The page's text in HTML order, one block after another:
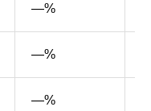
—%
—%
—%